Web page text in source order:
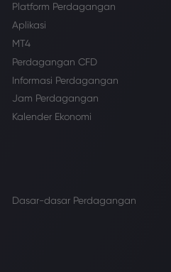
Platform Perdagangan
Aplikasi
MT4
Perdagangan CFD
Informasi Perdagangan
Jam Perdagangan
Kalender Ekonomi
Dasar-dasar Perdagangan